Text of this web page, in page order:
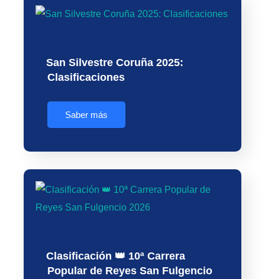
San Silvestre Coruña 2025:
Clasificaciones
Saber más
Clasificación 👑 10ª Carrera
Popular de Reyes San Fulgencio